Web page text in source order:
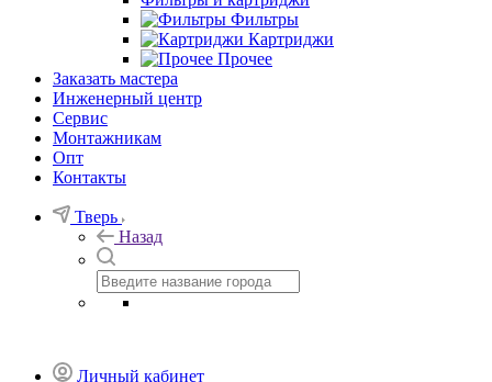
Фильтры
Картриджи
Прочее
Заказать мастера
Инженерный центр
Сервис
Монтажникам
Опт
Контакты
Тверь
Назад
Личный кабинет